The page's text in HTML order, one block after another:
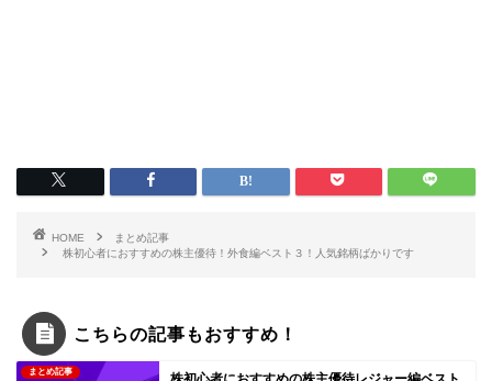
HOME
まとめ記事
株初心者におすすめの株主優待！外食編ベスト３！人気銘柄ばかりです
こちらの記事もおすすめ！
まとめ記事